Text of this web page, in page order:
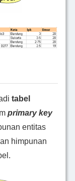
tabel
primary key
entitas
himpunan